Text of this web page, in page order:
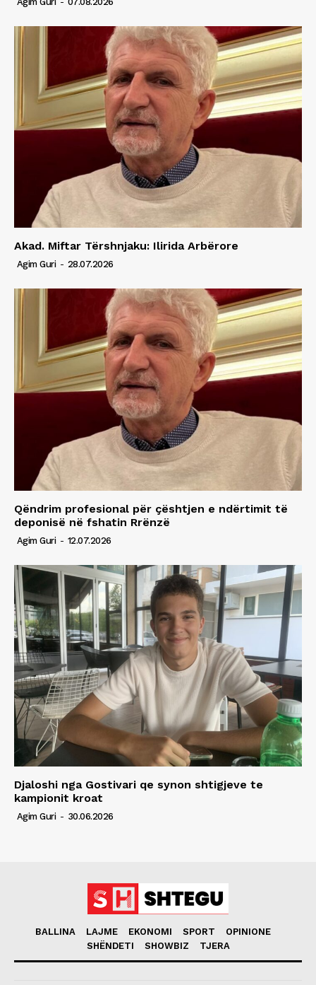
Akad. Miftar Tërshnjaku: Ilirida Arbërore
Agim Guri - 28.07.2026
Qëndrim profesional për çështjen e ndërtimit të
deponisë në fshatin Rrënzë
Agim Guri - 12.07.2026
Djaloshi nga Gostivari qe synon shtigjeve te
kampionit kroat
Agim Guri - 30.06.2026
BALLINA LAJME EKONOMI SPORT
OPINIONE
SHËNDETI
SHOWBIZ TJERA